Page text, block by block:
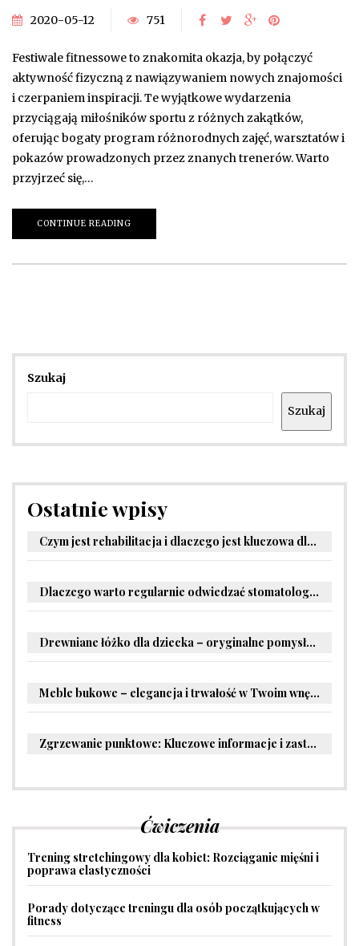
2020-05-12 751
Festiwale fitnessowe to znakomita okazja, by połączyć
aktywność fizyczną z nawiązywaniem nowych znajomości
i czerpaniem inspiracji. Te wyjątkowe wydarzenia
przyciągają miłośników sportu z różnych zakątków,
oferując bogaty program różnorodnych zajęć, warsztatów i
pokazów prowadzonych przez znanych trenerów. Warto
przyjrzeć się,…
CONTINUE READING
Szukaj
Szukaj
Ostatnie wpisy
Czym jest rehabilitacja i dlaczego jest kluczowa dla powrotu do zdrowia?
Dlaczego warto regularnie odwiedzać stomatologa?
Drewniane łóżko dla dziecka – oryginalne pomysły na aranżację pokoju malucha
Meble bukowe – elegancja i trwałość w Twoim wnętrzu
Zgrzewanie punktowe: Kluczowe informacje i zastosowania w przemyśle
Ćwiczenia
Trening stretchingowy dla kobiet: Rozciąganie mięśni i
poprawa elastyczności
Porady dotyczące treningu dla osób początkujących w
fitness